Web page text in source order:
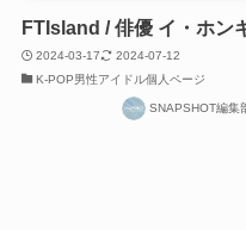
FTIsland / 俳優 イ・ホン
2024-03-17
2024-07-12
K-POP男性アイドル個人ページ
SNAPSHOT編集